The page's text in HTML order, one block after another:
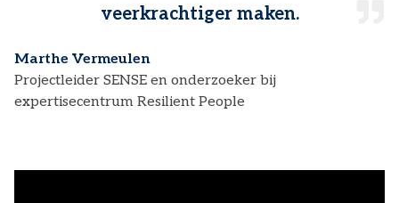
veerkrachtiger maken.
Marthe Vermeulen
Projectleider SENSE en onderzoeker bij
expertisecentrum Resilient People